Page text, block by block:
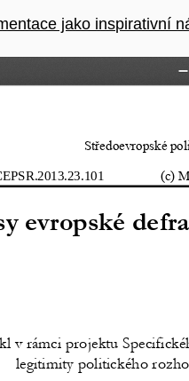
jako inspirativní